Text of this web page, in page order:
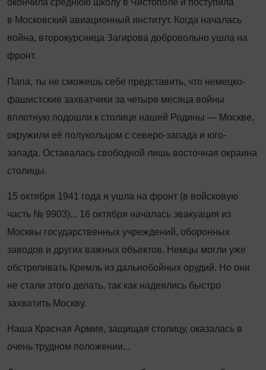
окончила среднюю школу в Чистополе и поступила
в Московский авиационный институт. Когда началась
война, второкурсница Загирова добровольно ушла на
фронт.
Папа, ты не сможешь себе представить, что немецко-
фашистские захватчики за четыре месяца ­войны
вплотную подошли к столице нашей Родины — Москве,
окружили её полукольцом с северо-запада и юго-
запада. Оставалась свободной лишь восточная окраина
столицы.
15 октября 1941 года я ушла на фронт (в войсковую
часть № 9903)... 16 октября началась эвакуация из
Москвы государственных учреждений, оборонных
заводов и других важных объектов. Немцы могли уже
обстреливать Кремль из дальнобойных орудий. Но они
не стали этого делать, так как надеялись быстро
захватить Москву.
Наша Красная Армия, защищая столицу, оказалась в
очень трудном положении...